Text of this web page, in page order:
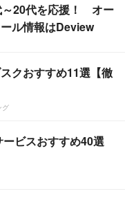
～20代を応援！ オー
ル情報はDeview
クおすすめ11選【徹
グ
ビスおすすめ40選